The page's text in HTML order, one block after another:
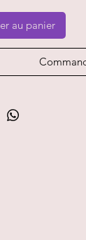
au panier